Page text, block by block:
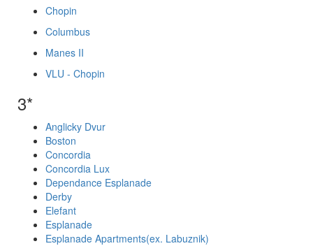
Chopin
Columbus
Manes II
VLU - Chopin
3*
Anglicky Dvur
Boston
Concordia
Concordia Lux
Dependance Esplanade
Derby
Elefant
Esplanade
Esplanade Apartments(ex. Labuznik)